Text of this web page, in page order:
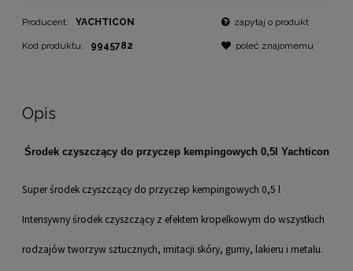
Producent: YACHTICON
Kod produktu: 9945782
zapytaj o produkt
poleć znajomemu
Opis
Środek czyszczący do przyczep kempingowych 0,5l Yachticon
Super środek czyszczący do przyczep kempingowych 0,5 l
Intensywny środek czyszczący z efektem kropelkowym do wszystkich
rodzajów tworzyw sztucznych, imitacji skóry, gumy, lakieru i metalu.